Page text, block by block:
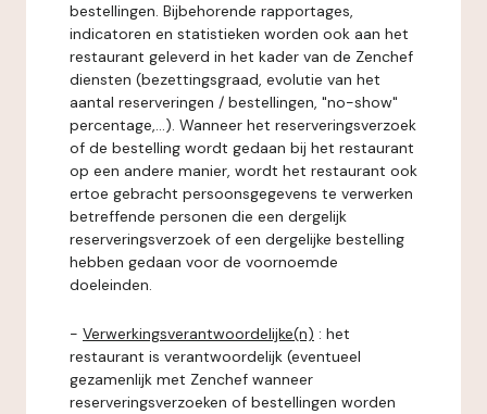
bestellingen. Bijbehorende rapportages,
indicatoren en statistieken worden ook aan het
restaurant geleverd in het kader van de Zenchef
diensten (bezettingsgraad, evolutie van het
aantal reserveringen / bestellingen, "no-show"
percentage,...). Wanneer het reserveringsverzoek
of de bestelling wordt gedaan bij het restaurant
op een andere manier, wordt het restaurant ook
ertoe gebracht persoonsgegevens te verwerken
betreffende personen die een dergelijk
reserveringsverzoek of een dergelijke bestelling
hebben gedaan voor de voornoemde
doeleinden.
- Verwerkingsverantwoordelijke(n) : het
restaurant is verantwoordelijk (eventueel
gezamenlijk met Zenchef wanneer
reserveringsverzoeken of bestellingen worden